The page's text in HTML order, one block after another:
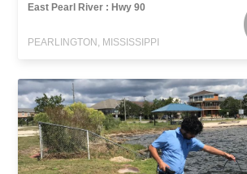
East Pearl River : Hwy 90
PEARLINGTON, MISSISSIPPI